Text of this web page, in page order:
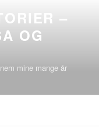
–
OG
mine mange år